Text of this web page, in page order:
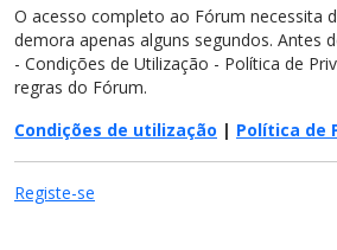
O acesso completo ao Fórum necessita
demora apenas alguns segundos. Antes
- Condições de Utilização - Política de
regras do Fórum.
Condições de utilização | Política de
Registe-se